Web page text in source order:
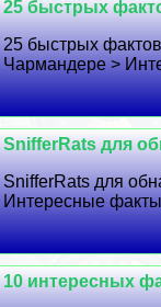
25 быстрых
25 быстрых
Чармaндере >
SnifferRats для
SnifferRats для
Интересные
10 интересных